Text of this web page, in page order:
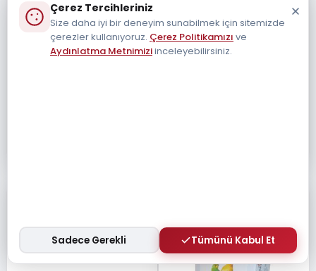
Garden Mix Kedi Kitten
Multivitamin Macun 100
Garden Mix Silika Kristal Kedi
Kumu 3.8 Litre
510-002
Çerez Tercihleriniz
Size daha iyi bir deneyim sunabilmek için sitemizde
çerezler kullanıyoruz. Çerez Politikamızı ve
Aydınlatma Metnimiziinceleyebilirsiniz.
Sadece Gerekli Tümünü Kabul Et